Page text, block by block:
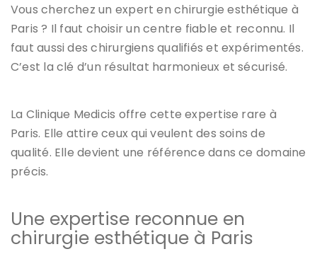
Vous cherchez un expert en chirurgie esthétique à
Paris ? Il faut choisir un centre fiable et reconnu. Il
faut aussi des chirurgiens qualifiés et expérimentés.
C’est la clé d’un résultat harmonieux et sécurisé.
La Clinique Medicis offre cette expertise rare à
Paris. Elle attire ceux qui veulent des soins de
qualité. Elle devient une référence dans ce domaine
précis.
Une expertise reconnue en
chirurgie esthétique à Paris